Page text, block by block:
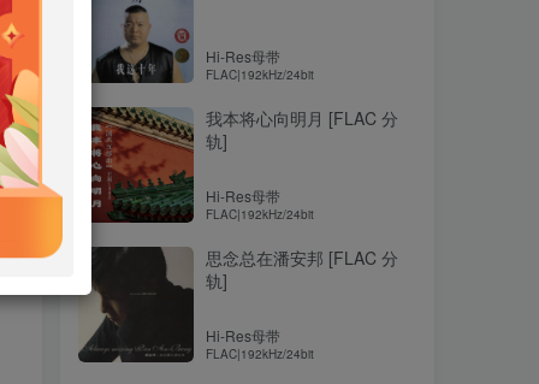
Hi-Res母带
FLAC|192kHz/24bit
我本将心向明月 [FLAC 分
轨]
Hi-Res母带
FLAC|192kHz/24bit
思念总在潘安邦 [FLAC 分
轨]
Hi-Res母带
FLAC|192kHz/24bit